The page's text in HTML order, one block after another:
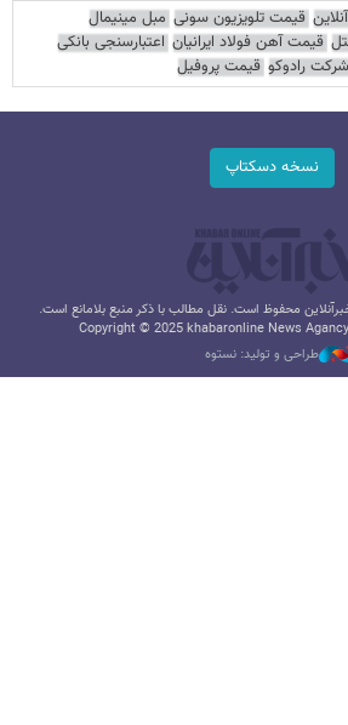
قیمت تلویزیون سونی مبل مینیمال
قیمت آهن فولاد ایرانیان اعتبارسنجی بانکی
شرکت رادوکو قیمت پروفیل
نسخه دسکتاپ
محفوظ است. نقل مطالب با ذکر منبع بلامانع است.
Copyright © 2025 khabaronline News
طراحی و تولید: نستوه